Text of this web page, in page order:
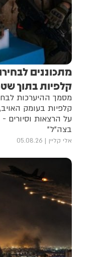
מתכוננים
קלפיות בתוך
מסמך ההיערכות
קלפיות בעומק
על הרצאות וסיורים -
בצה״ל״
אלי קליין 05.08.26